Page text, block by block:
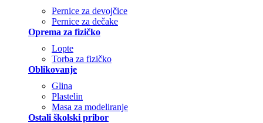
Pernice za devojčice
Pernice za dečake
Oprema za fizičko
Lopte
Torba za fizičko
Oblikovanje
Glina
Plastelin
Masa za modeliranje
Ostali školski pribor